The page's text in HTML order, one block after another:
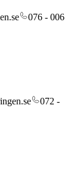
076 - 006
072 -